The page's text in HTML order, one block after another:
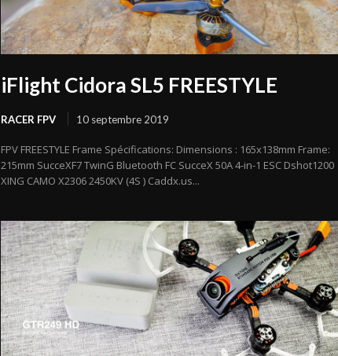
iFlight Cidora SL5 FREESTYLE
RACER FPV 10 septembre 2019
FPV FREESTYLE Frame Spécifications: Dimensions : 165x138mm Frame:
215mm SucceXF7 TwinG Bluetooth FC SucceX 50A 4-in-1 ESC Dshot1200
XING CAMO X2306 2450KV (4S ) Caddx.us...